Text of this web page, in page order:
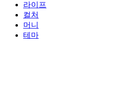
라이프
컬처
머니
테마